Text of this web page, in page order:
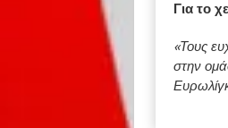
Για το
«Τους
στην